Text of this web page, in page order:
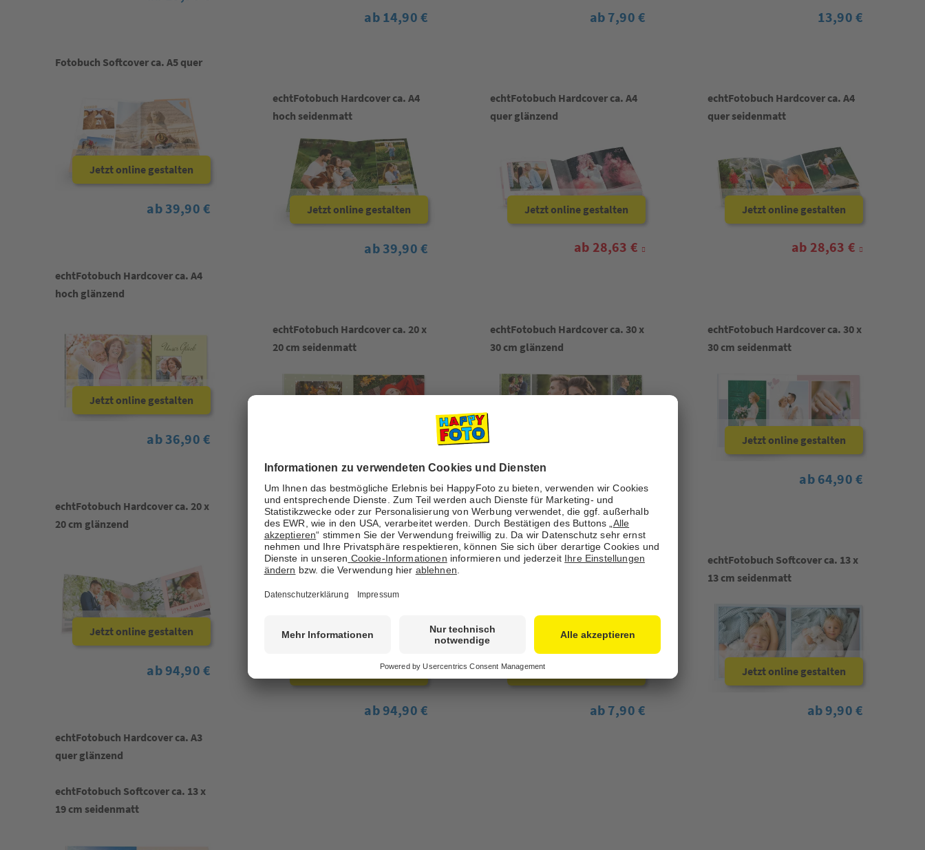
Fotobuch Softcover ca. A5 quer
ab 14,90 € ab 7,90 € 13,90 €
Jetzt online gestalten
ab 39,90 €
echtFotobuch Hardcover ca. A4
hoch glänzend
echtFotobuch Hardcover ca. A4
hoch seidenmatt
Jetzt online gestalten
ab 39,90 €
echtFotobuch Hardcover ca. A4
quer glänzend
Jetzt online gestalten
ab 28,63 €
echtFotobuch Hardcover ca. A4
quer seidenmatt
Jetzt online gestalten
ab 28,63 €
Jetzt online gestalten
ab 36,90 €
echtFotobuch Hardcover ca. 20 x
20 cm glänzend
echtFotobuch Hardcover ca. 20 x
20 cm seidenmatt
echtFotobuch Hardcover ca. 30 x
30 cm glänzend
echtFotobuch Hardcover ca. 30 x
30 cm seidenmatt
Jetzt online gestalten
ab 64,90 €
Jetzt online gestalten
ab 94,90 €
echtFotobuch Hardcover ca. A3
quer glänzend
echtFotobuch Hardcover ca. A3
quer seidenmatt
Jetzt online gestalten
ab 94,90 €
echtFotobuch Softcover ca. 10 x
Jetzt online gestalten
ab 7,90 €
echtFotobuch Softcover ca. 13 x
13 cm seidenmatt
Jetzt online gestalten
ab 9,90 €
echtFotobuch Softcover ca. 13 x
19 cm seidenmatt